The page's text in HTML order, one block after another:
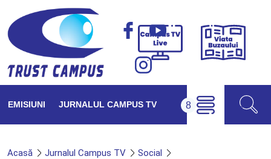
Campus
Viața
EMISIUNI JURNALUL CAMPUS TV
Acasă Jurnalul Campus TV Social